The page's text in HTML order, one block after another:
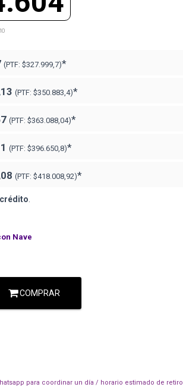
(PTF: $327.999,7)*
(PTF: $350.883,4)*
(PTF: $363.088,04)*
(PTF: $396.650,8)*
(PTF: $418.008,92)*
Nave
COMPRAR
para coordinar un día / horario estimado de retiro